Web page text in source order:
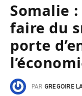
Somalie
faire du
porte
PAR GREGOIRE